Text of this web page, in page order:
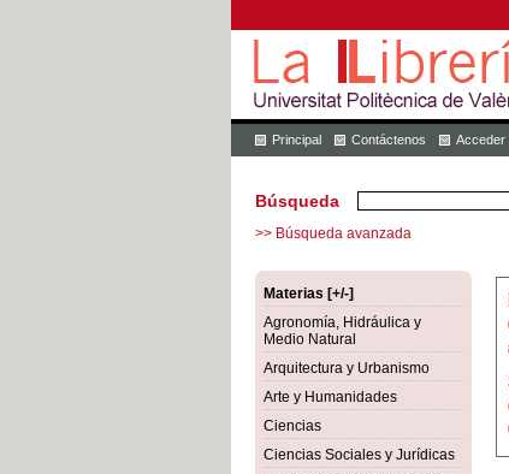
Principal Contáctenos Acceder
Búsqueda
>> Búsqueda avanzada
Materias [+/-]
Agronomía, Hidráulica y
Medio Natural
Arquitectura y Urbanismo
Arte y Humanidades
Ciencias
Ciencias Sociales y Jurídicas